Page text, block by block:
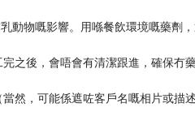
動物嘅影響。用喺餐飲環境嘅藥劑，
之後，會唔會有清潔跟進，確保冇
然，可能係遮咗客戶名嘅相片或描